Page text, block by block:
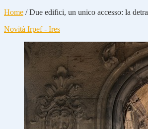
Home /Due edifici, un unico accesso: la
Novità Irpef - Ires